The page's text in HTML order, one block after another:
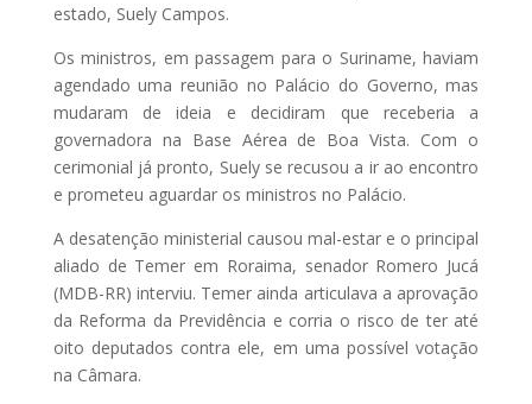
estado, Suely Campos.
Os ministros, em passagem para o Suriname, haviam
agendado uma reunião no Palácio do Governo, mas
mudaram de ideia e decidiram que receberia a
governadora na Base Aérea de Boa Vista. Com o
cerimonial já pronto, Suely se recusou a ir ao encontro
e prometeu aguardar os ministros no Palácio.
A desatenção ministerial causou mal-estar e o principal
aliado de Temer em Roraima, senador Romero Jucá
(MDB-RR) interviu. Temer ainda articulava a aprovação
da Reforma da Previdência e corria o risco de ter até
oito deputados contra ele, em uma possível votação
na Câmara.